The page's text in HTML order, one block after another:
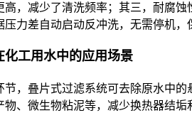
高，减少了清洗频率；其三，耐腐
压力差自动启动反冲洗，无需停机，
化工用水中的应用场景
节，叠片式过滤系统可去除原水中
物、微生物粘泥等，减少换热器结